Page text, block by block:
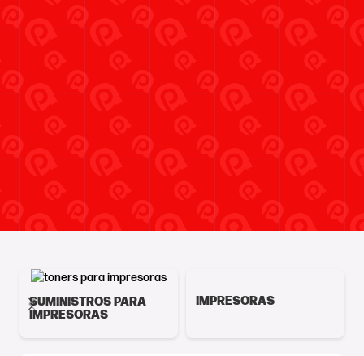
SUMINISTROS PARA
IMPRESORAS
IMPRESORAS